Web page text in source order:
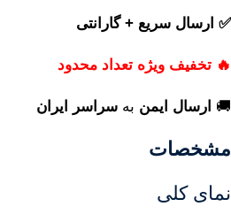
✅ ارسال سریع + گارانتی
🔥 تخفیف ویژه تعداد محدود
🚚 ارسال ایمن به سراسر ایران
مشخصات
نمای کلی